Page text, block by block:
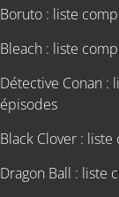
Boruto : liste
Bleach : liste
Détective Conan :
épisodes
Black Clover :
Dragon Ball : liste